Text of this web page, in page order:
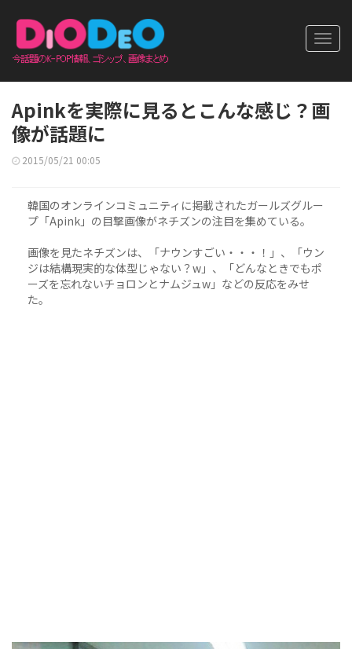
Apinkを実際に見るとこんな感じ？画
像が話題に
2015/05/21 00:05
韓国のオンラインコミュニティに掲載されたガールズグルー
プ「Apink」の目撃画像がネチズンの注目を集めている。
画像を見たネチズンは、「ナウンすごい・・・！」、「ウン
ジは結構現実的な体型じゃない？w」、「どんなときでもポ
ーズを忘れないチョロンとナムジュw」などの反応をみせ
た。